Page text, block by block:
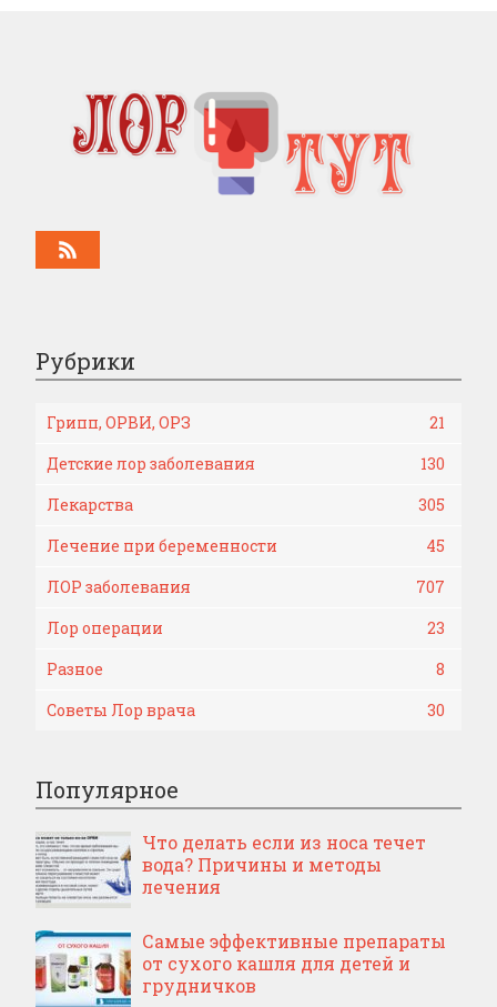
Рубрики
Грипп, ОРВИ, ОРЗ
21
Детские лор заболевания
130
Лекарства
305
Лечение при беременности
45
ЛОР заболевания
707
Лор операции
23
Разное
8
Советы Лор врача
30
Популярное
Что делать если из носа течет
вода? Причины и методы
лечения
Самые эффективные препараты
от сухого кашля для детей и
грудничков